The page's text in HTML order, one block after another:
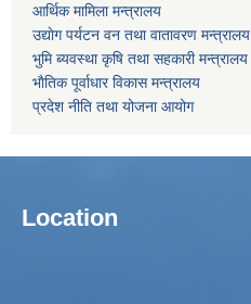
आर्थिक मामिला मन्त्रालय
उद्याेग पर्यटन वन तथा वातावरण मन्त्रालय
भुमि ब्यवस्था कृषि तथा सहकारी मन्त्रालय
भाैतिक पूर्वाधार विकास मन्त्रालय
प्रदेश नीति तथा योजना आयोग
Location